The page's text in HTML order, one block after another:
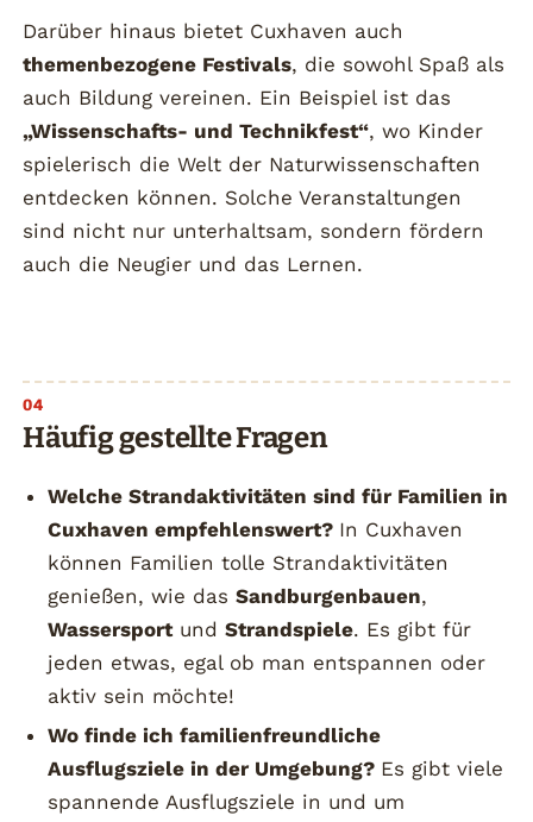
Darüber hinaus bietet Cuxhaven auch
themenbezogene Festivals, die sowohl Spaß als
auch Bildung vereinen. Ein Beispiel ist das
„Wissenschafts- und Technikfest“, wo Kinder
spielerisch die Welt der Naturwissenschaften
entdecken können. Solche Veranstaltungen
sind nicht nur unterhaltsam, sondern fördern
auch die Neugier und das Lernen.
Häufig gestellte Fragen
Welche Strandaktivitäten sind für Familien in
Cuxhaven empfehlenswert? In Cuxhaven
können Familien tolle Strandaktivitäten
genießen, wie das Sandburgenbauen,
Wassersportund Strandspiele. Es gibt für
jeden etwas, egal ob man entspannen oder
aktiv sein möchte!
Wo finde ich familienfreundliche
Ausflugsziele in der Umgebung? Es gibt viele
spannende Ausflugsziele in und um